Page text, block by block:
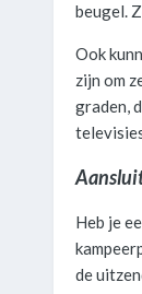
beugel.
Ook
zijn om
graden,
Heb je
de